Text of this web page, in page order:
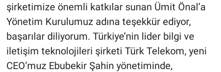
şirketimize önemli katkılar sunan Ümit Önal’a
Yönetim Kurulumuz adına teşekkür ediyor,
başarılar diliyorum. Türkiye’nin lider bilgi ve
iletişim teknolojileri şirketi Türk Telekom, yeni
CEO’muz Ebubekir Şahin yönetiminde,